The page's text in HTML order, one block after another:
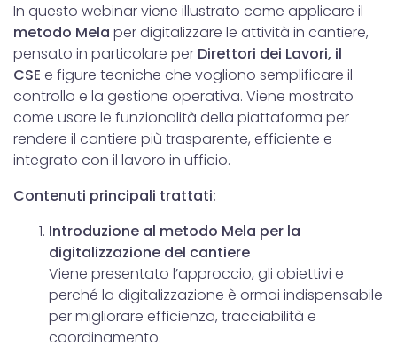
In questo webinar viene illustrato come applicare il
metodo Mela per digitalizzare le attività in cantiere,
pensato in particolare per Direttori dei Lavori, il
CSE e figure tecniche che vogliono semplificare il
controllo e la gestione operativa. Viene mostrato
come usare le funzionalità della piattaforma per
rendere il cantiere più trasparente, efficiente e
integrato con il lavoro in ufficio.
Contenuti principali trattati:
Introduzione al metodo Mela per la
digitalizzazione del cantiere
Viene presentato l’approccio, gli obiettivi e
perché la digitalizzazione è ormai indispensabile
per migliorare efficienza, tracciabilità e
coordinamento.